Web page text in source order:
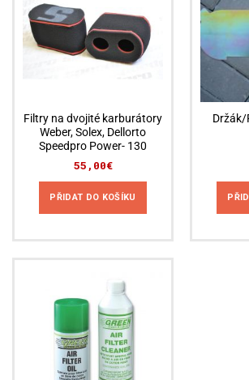
Filtry na dvojité karburátory
Weber, Solex, Dellorto
Speedpro Power- 130
55,00€
PŘIDAT DO KOŠÍKU
Držák/